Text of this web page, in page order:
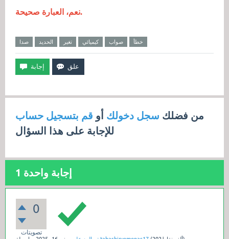
نعم، العبارة صحيحة.
صدا الحديد تغير كيميائي صواب خطأ
من فضلك سجل دخولك أو قم بتسجيل حساب
للإجابة على هذا السؤال
1 إجابة واحدة
0
تصويتات